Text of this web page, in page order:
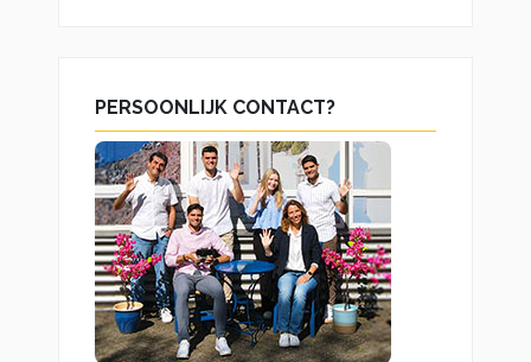
PERSOONLIJK CONTACT?